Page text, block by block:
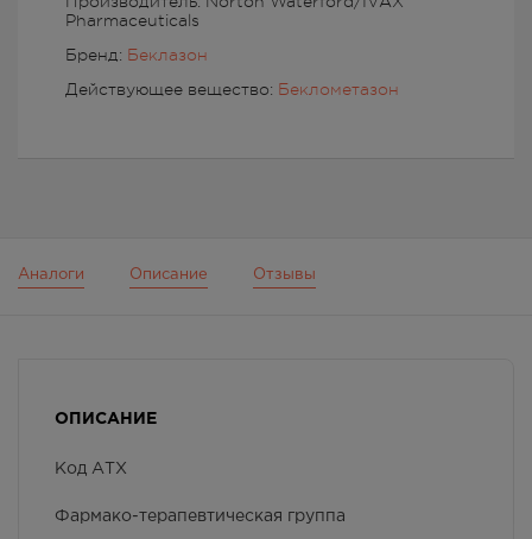
Pharmaceuticals
Бренд: Беклазон
Действующее вещество: Беклометазон
Аналоги Описание Отзывы
ОПИСАНИЕ
Код АТХ
Фармако-терапевтическая группа